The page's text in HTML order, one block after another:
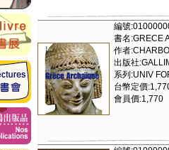
編號
書名:GRECE
作者
出版社
系列:UNIV
台幣定價
會員價:1,770